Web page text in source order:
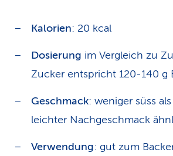
Kalorien: 20 kcal
Dosierung im Vergleich zu
Zucker entspricht 120-140 g
Geschmack: weniger süss
leichter Nachgeschmack
Verwendung: gut zum